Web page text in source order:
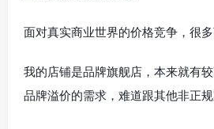
面对真实商业世界的价格竞争，很
我的店铺是品牌旗舰店，本来就有
品牌溢价的需求，难道跟其他非正